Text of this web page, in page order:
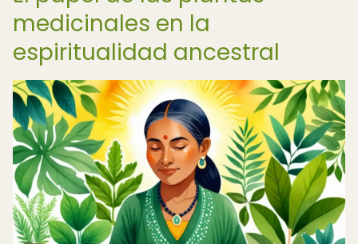
medicinales en la
espiritualidad ancestral